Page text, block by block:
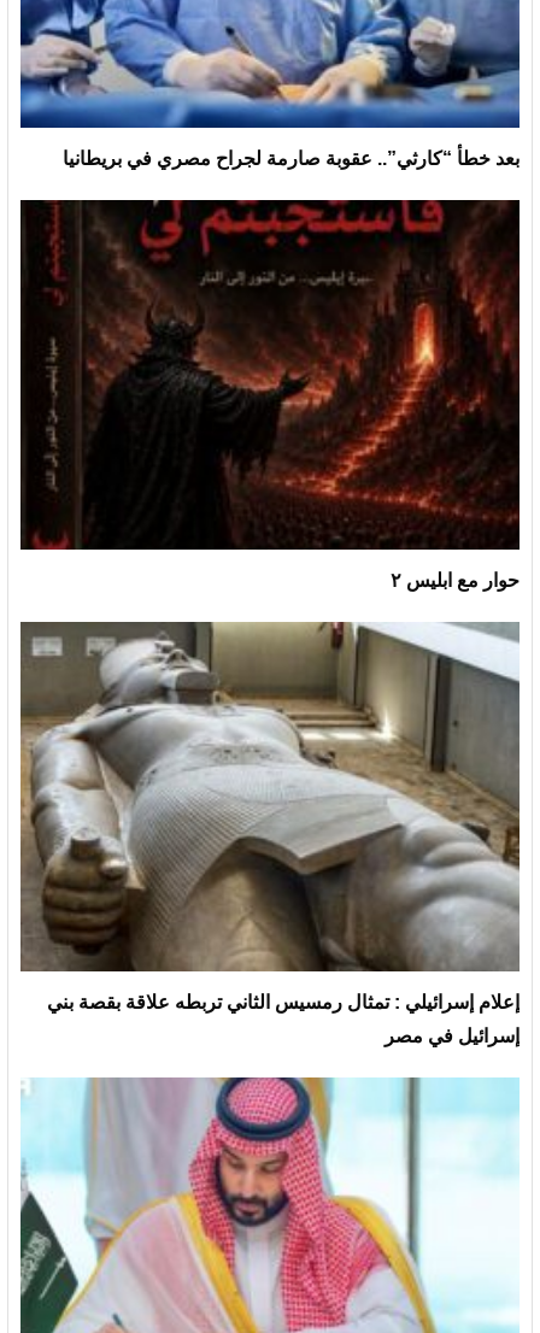
بعد خطأ “كارثي”.. عقوبة صارمة لجراح مصري في بريطانيا
حوار مع ابليس ٢
إعلام إسرائيلي : تمثال رمسيس الثاني تربطه علاقة بقصة بني
إسرائيل في مصر